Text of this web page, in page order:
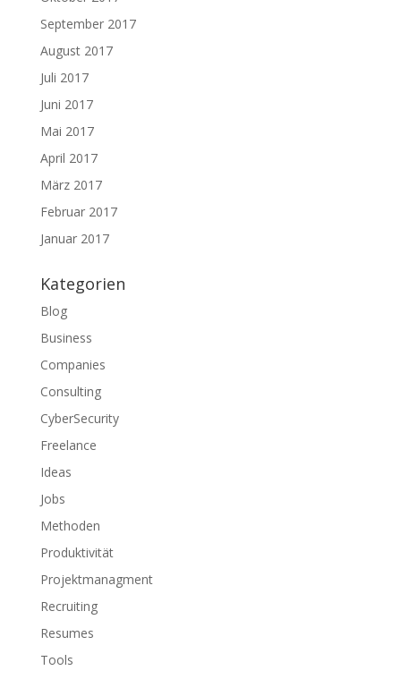
September 2017
August 2017
Juli 2017
Juni 2017
Mai 2017
April 2017
März 2017
Februar 2017
Januar 2017
Kategorien
Blog
Business
Companies
Consulting
CyberSecurity
Freelance
Ideas
Jobs
Methoden
Produktivität
Projektmanagment
Recruiting
Resumes
Tools